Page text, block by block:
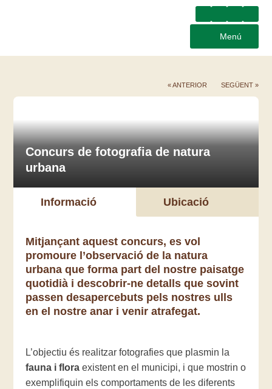
Menú
« ANTERIOR SEGÜENT »
Concurs de fotografia de natura
urbana
Informació Ubicació
Mitjançant aquest concurs, es vol
promoure l’observació de la natura
urbana que forma part del nostre paisatge
quotidià i descobrir-ne detalls que sovint
passen desapercebuts pels nostres ulls
en el nostre anar i venir atrafegat.
L’objectiu és realitzar fotografies que plasmin la
fauna i flora existent en el municipi, i que mostrin o
exemplifiquin els comportaments de les diferents